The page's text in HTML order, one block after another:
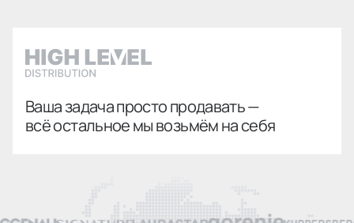
Ваша задача просто продавать —
всё остальное мы возьмём на себя